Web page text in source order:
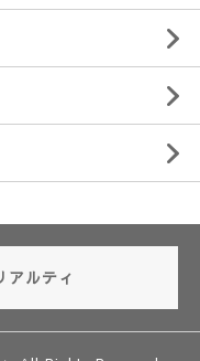
アルティ